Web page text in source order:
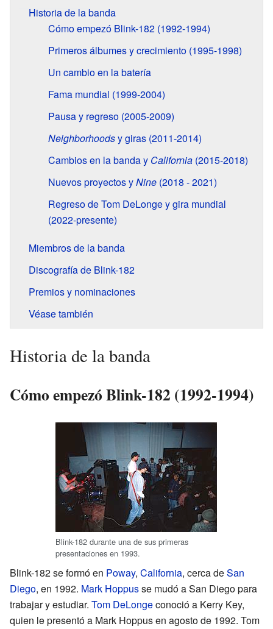
Historia de la banda
Cómo empezó Blink-182 (1992-1994)
Primeros álbumes y crecimiento (1995-1998)
Un cambio en la batería
Fama mundial (1999-2004)
Pausa y regreso (2005-2009)
Neighborhoodsy giras (2011-2014)
Cambios en la banda y California (2015-2018)
Nuevos proyectos yNine (2018 - 2021)
Regreso de Tom DeLonge y gira mundial
(2022-presente)
Miembros de la banda
Discografía de Blink-182
Premios y nominaciones
Véase también
Historia de la banda
Cómo empezó Blink-182 (1992-1994)
Blink-182 durante una de sus primeras
presentaciones en 1993.
Blink-182 se formó en Poway, California, cerca deSan
Diego, en 1992. Mark Hoppusse mudó a San Diego para
trabajar y estudiar. Tom DeLongeconoció a Kerry Key,
quien le presentó a Mark Hoppus en agosto de 1992. Tom